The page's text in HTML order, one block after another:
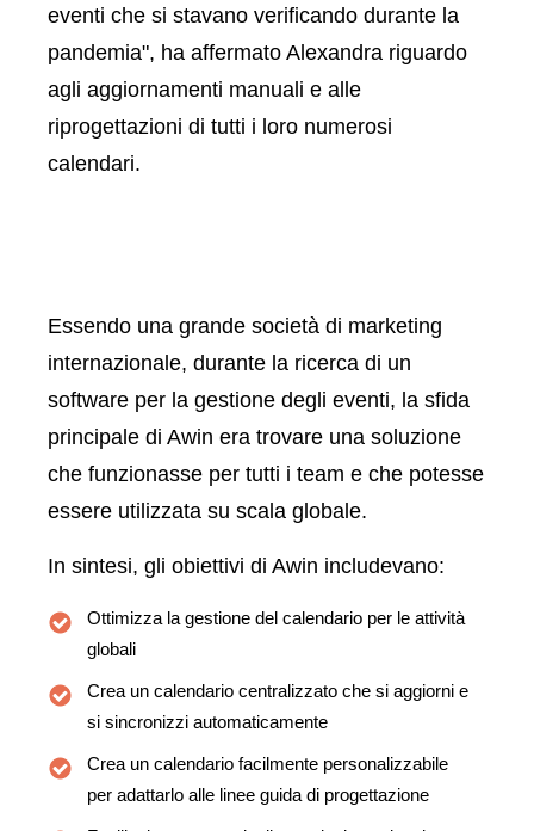
eventi che si stavano verificando durante la
pandemia", ha affermato Alexandra riguardo
agli aggiornamenti manuali e alle
riprogettazioni di tutti i loro numerosi
calendari.
Essendo una grande società di marketing
internazionale, durante la ricerca di un
software per la gestione degli eventi, la sfida
principale di Awin era trovare una soluzione
che funzionasse per tutti i team e che potesse
essere utilizzata su scala globale.
In sintesi, gli obiettivi di Awin includevano:
Ottimizza la gestione del calendario per le attività
globali
Crea un calendario centralizzato che si aggiorni e
si sincronizzi automaticamente
Crea un calendario facilmente personalizzabile
per adattarlo alle linee guida di progettazione